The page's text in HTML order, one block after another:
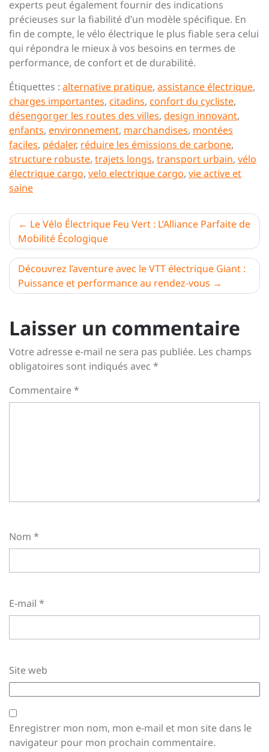
experts peut également fournir des indications
précieuses sur la fiabilité d’un modèle spécifique. En
fin de compte, le vélo électrique le plus fiable sera celui
qui répondra le mieux à vos besoins en termes de
performance, de confort et de durabilité.
Étiquettes : alternative pratique, assistance électrique,
charges importantes, citadins, confort du cycliste,
désengorger les routes des villes, design innovant,
enfants, environnement, marchandises, montées
faciles, pédaler, réduire les émissions de carbone,
structure robuste, trajets longs, transport urbain, vélo
électrique cargo, velo electrique cargo, vie active et
saine
Navigation
de
l’article
Le Vélo Électrique Feu Vert : L’Alliance Parfaite de
Mobilité Écologique
Découvrez l’aventure avec le VTT électrique Giant :
Puissance et performance au rendez-vous
Laisser un commentaire
Votre adresse e-mail ne sera pas publiée. Les champs
obligatoires sont indiqués avec *
Commentaire*
Nom *
E-mail *
Site web
Enregistrer mon nom, mon e-mail et mon site dans le
navigateur pour mon prochain commentaire.